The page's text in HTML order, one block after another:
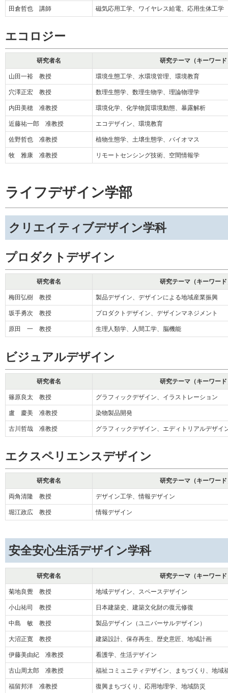
田倉哲也 講師 磁気応用工学、ワイヤレス給電、応用生体工学
エコロジー
研究者名 研究テーマ（キーワード
山田一裕 教授 環境生態工学、水環境管理、環境教育
穴澤正宏 教授 数理生態学、数理生物学、理論物理学
内田美穂 准教授 環境化学、化学物質環境動態、暴露解析
近藤祐一郎 准教授 エコデザイン、環境教育
佐野哲也 准教授 植物生態学、土壌生態学、バイオマス
牧 雅康 准教授 リモートセンシング技術、空間情報学
ライフデザイン学部
クリエイティブデザイン学科
プロダクトデザイン
研究者名 研究テーマ（キーワード
梅田弘樹 教授 製品デザイン、デザインによる地域産業振興
坂手勇次 教授 プロダクトデザイン、デザインマネジメント
原田 一 教授 生理人類学、人間工学、脳機能
ビジュアルデザイン
研究者名 研究テーマ（キーワード
篠原良太 教授 グラフィックデザイン、イラストレーション
盧 慶美 准教授 染物製品開発
古川哲哉 准教授 グラフィックデザイン、エディトリアルデザイ
エクスペリエンスデザイン
研究者名 研究テーマ（キーワード
両角清隆 教授 デザイン工学、情報デザイン
堀江政広 教授 情報デザイン
安全安心生活デザイン学科
研究者名 研究テーマ（キーワード
菊地良覺 教授 地域デザイン、スペースデザイン
小山祐司 教授 日本建築史、建築文化財の復元修復
中島 敏 教授 製品デザイン（ユニバーサルデザイン）
大沼正寛 教授 建築設計、保存再生、歴史意匠、地域計画
伊藤美由紀 准教授 看護学、生活デザイン
古山周太郎 准教授 福祉コミュニティデザイン、まちづくり、地域
福留邦洋 准教授 復興まちづくり、応用地理学、地域防災